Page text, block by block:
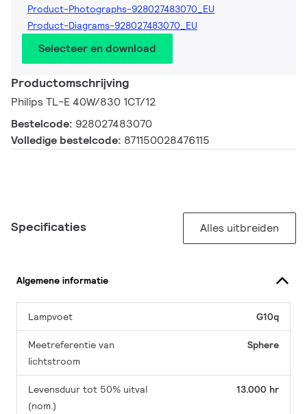
Product-Photographs-928027483070_EU
Product-Diagrams-928027483070_EU
Selecteer en download
Productomschrijving
Philips TL-E 40W/830 1CT/12
Bestelcode: 928027483070
Volledige bestelcode: 871150028476115
Specificaties Alles uitbreiden
Algemene informatie
Lampvoet G10q
Meetreferentie van
lichtstroom
Sphere
Levensduur tot 50% uitval
(nom.)
13.000 hr